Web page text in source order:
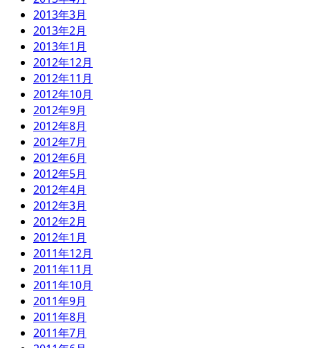
2013年3月
2013年2月
2013年1月
2012年12月
2012年11月
2012年10月
2012年9月
2012年8月
2012年7月
2012年6月
2012年5月
2012年4月
2012年3月
2012年2月
2012年1月
2011年12月
2011年11月
2011年10月
2011年9月
2011年8月
2011年7月